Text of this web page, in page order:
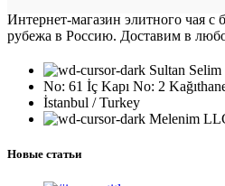
Интернет-магазин элитного чая с
рубежа в Россию. Доставим в
Sultan
No: 61 İç Kapı No: 2
İstanbul / Turkey
Melenim
Новые статьи